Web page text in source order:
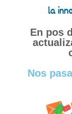
la
En pos
Nos